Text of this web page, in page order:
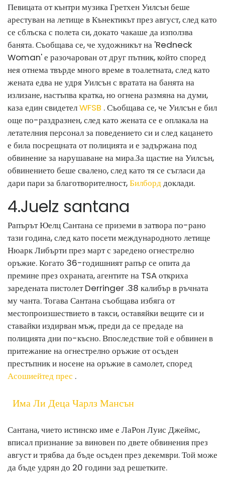
Певицата от кънтри музика Гретхен Уилсън беше
арестуван на летище в Кънектикът през август, след като
се сблъска с полета си, докато чакаше да използва
банята. Съобщава се, че художникът на 'Redneck
Woman' е разочарован от друг пътник, който според
нея отнема твърде много време в тоалетната, след като
жената едва не удря Уилсън с вратата на банята на
излизане, настъпва кратка, но огнена размяна на думи,
каза един свидетелWFSB . Съобщава се, че Уилсън е бил
още по-раздразнен, след като жената се е оплакала на
летателния персонал за поведението си и след кацането
е била посрещната от полицията и е задържана под
обвинение за нарушаване на мира.За щастие на Уилсън,
обвинението беше свалено, след като тя се съгласи да
дари пари за благотворителност,Билборддоклади.
4.Juelz santana
Рапърът Юелц Сантана се приземи в затвора по-рано
тази година, след като посети международното летище
Нюарк Либърти през март с заредено огнестрелно
оръжие. Когато 36-годишният рапър се опита да
премине през охраната, агентите на TSA откриха
заредената пистолет Derringer .38 калибър в ръчната
му чанта. Тогава Сантана съобщава избяга от
местопроизшествието в такси, оставяйки вещите си и
ставайки издирван мъж, преди да се предаде на
полицията дни по-късно. Впоследствие той е обвинен в
притежание на огнестрелно оръжие от осъден
престъпник и носене на оръжие в самолет, според
Асошиейтед прес .
Има Ли Деца Чарлз Мансън
Сантана, чието истинско име е ЛаРон Луис Джеймс,
вписал признание за виновен по двете обвинения през
август и трябва да бъде осъден през декември. Той може
да бъде удрян до 20 години зад решетките.